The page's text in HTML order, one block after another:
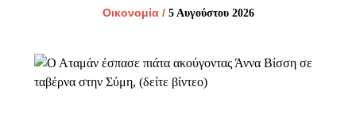
Οικονομία/ 5 Αυγούστου 2026